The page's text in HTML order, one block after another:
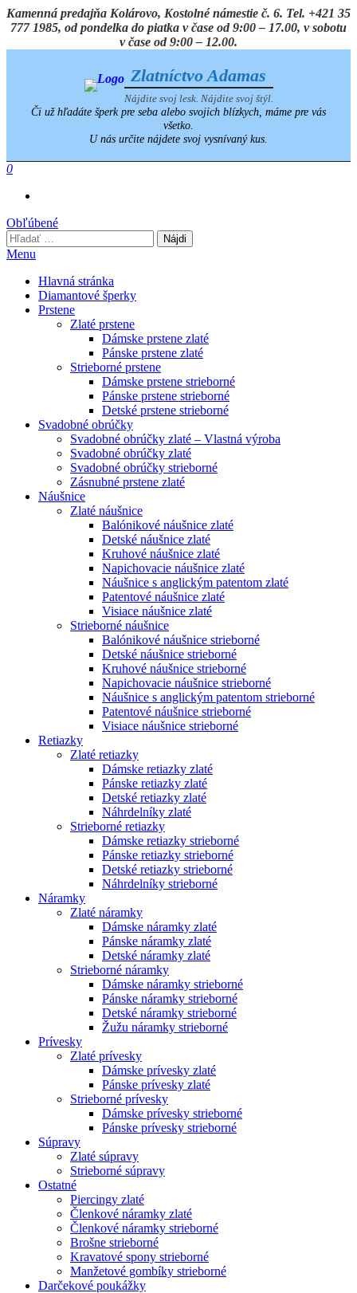
Preskočiť
na
Kamenná predajňa Kolárovo, Kostolné námestie č. 6. Tel. +421 35
777 1985, od pondelka do piatka v čase od 9:00 – 17.00, v sobotu
v čase od 9:00 – 12.00.
Zlatníctvo Adamas
Nájdite svoj lesk. Nájdite svoj štýl.
Či už hľadáte šperk pre seba alebo svojich blízkych, máme pre vás
všetko.
U nás určite nájdete svoj vysnívaný kus.
0
Obľúbené
Hľadať:
Menu
Hlavná stránka
Diamantové šperky
Prstene
Zlaté prstene
Dámske prstene zlaté
Pánske prstene zlaté
Strieborné prstene
Dámske prstene strieborné
Pánske prstene strieborné
Detské prstene strieborné
Svadobné obrúčky
Svadobné obrúčky zlaté – Vlastná výroba
Svadobné obrúčky zlaté
Svadobné obrúčky strieborné
Zásnubné prstene zlaté
Náušnice
Zlaté náušnice
Balónikové náušnice zlaté
Detské náušnice zlaté
Kruhové náušnice zlaté
Napichovacie náušnice zlaté
Náušnice s anglickým patentom zlaté
Patentové náušnice zlaté
Visiace náušnice zlaté
Strieborné náušnice
Balónikové náušnice strieborné
Detské náušnice strieborné
Kruhové náušnice strieborné
Napichovacie náušnice strieborné
Náušnice s anglickým patentom strieborné
Patentové náušnice strieborné
Visiace náušnice strieborné
Retiazky
Zlaté retiazky
Dámske retiazky zlaté
Pánske retiazky zlaté
Detské retiazky zlaté
Náhrdelníky zlaté
Strieborné retiazky
Dámske retiazky strieborné
Pánske retiazky strieborné
Detské retiazky strieborné
Náhrdelníky strieborné
Náramky
Zlaté náramky
Dámske náramky zlaté
Pánske náramky zlaté
Detské náramky zlaté
Strieborné náramky
Dámske náramky strieborné
Pánske náramky strieborné
Detské náramky strieborné
Žužu náramky strieborné
Prívesky
Zlaté prívesky
Dámske prívesky zlaté
Pánske prívesky zlaté
Strieborné prívesky
Dámske prívesky strieborné
Pánske prívesky strieborné
Súpravy
Zlaté súpravy
Strieborné súpravy
Ostatné
Piercingy zlaté
Členkové náramky zlaté
Členkové náramky strieborné
Brošne strieborné
Kravatové spony strieborné
Manžetové gombíky strieborné
Darčekové poukážky